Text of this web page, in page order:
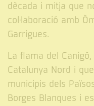
dècada i mitja que
col·laboració amb
Garrigues.
La flama del
Catalunya Nord i
municipis dels
Borges Blanques i